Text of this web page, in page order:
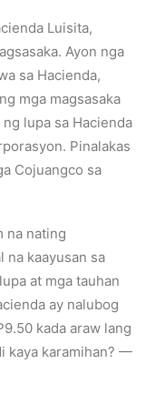
Luisita,
Ayon nga
sa Hacienda,
mga magsasaka
lupa sa Hacienda
Pinalakas
Cojuangco sa
na nating
na kaayusan sa
at mga tauhan
ay nalubog
kada araw lang
kaya karamihan? —